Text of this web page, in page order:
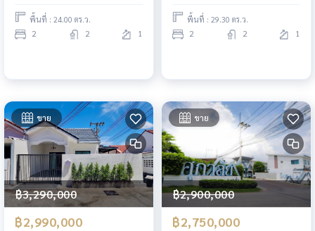
พื้นที่ : 24.00 ตร.ว.
2 2 1
พื้นที่ : 29.30 ตร.ว.
2 2 1
ขาย
฿3,290,000
฿2,990,000
ขาย
฿2,900,000
฿2,750,000